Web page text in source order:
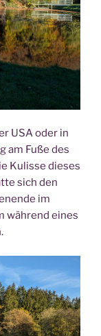
USA oder in
am Fuße des
Kulis­se die­ses
sich den
im
wäh­rend eines